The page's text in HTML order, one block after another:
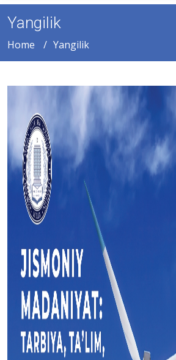
Yangilik
Home Yangilik